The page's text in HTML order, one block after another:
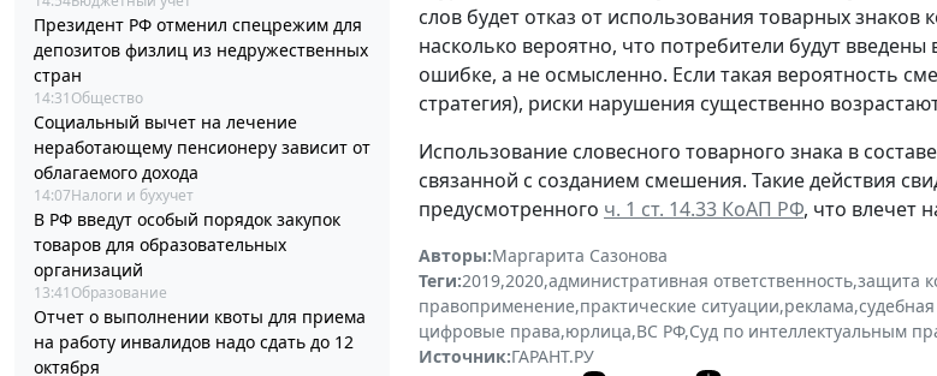
Президент РФ отменил спецрежим для
депозитов физлиц из недружественных
стран
14:31 Общество
Социальный вычет на лечение
неработающему пенсионеру зависит от
облагаемого дохода
14:07Налоги и бухучет
В РФ введут особый порядок закупок
товаров для образовательных
организаций
13:41 Образование
Отчет о выполнении квоты для приема
на работу инвалидов надо сдать до 12
октября
слов будет отказ от использования товарных
насколько вероятно, что потребители будут
ошибке, а не осмысленно. Если такая вероятность
стратегия), риски нарушения существенно
Использование словесного товарного знака в
связанной с созданием смешения. Такие действия
предусмотренного ч. 1 ст. 14.33 КоАП РФ, что влечет
Авторы:Маргарита Сазонова
Теги:2019,2020,административная ответственность,защита
правоприменение,практические ситуации,реклама,
цифровые права,юрлица,ВС РФ,Суд по интеллектуальным
Источник:ГАРАНТ.РУ